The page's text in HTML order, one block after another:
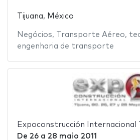
Tijuana, México
Negócios, Transporte Aéreo,
engenharia de transporte
Expoconstrucción Internacional
De 26a 28 maio 2011